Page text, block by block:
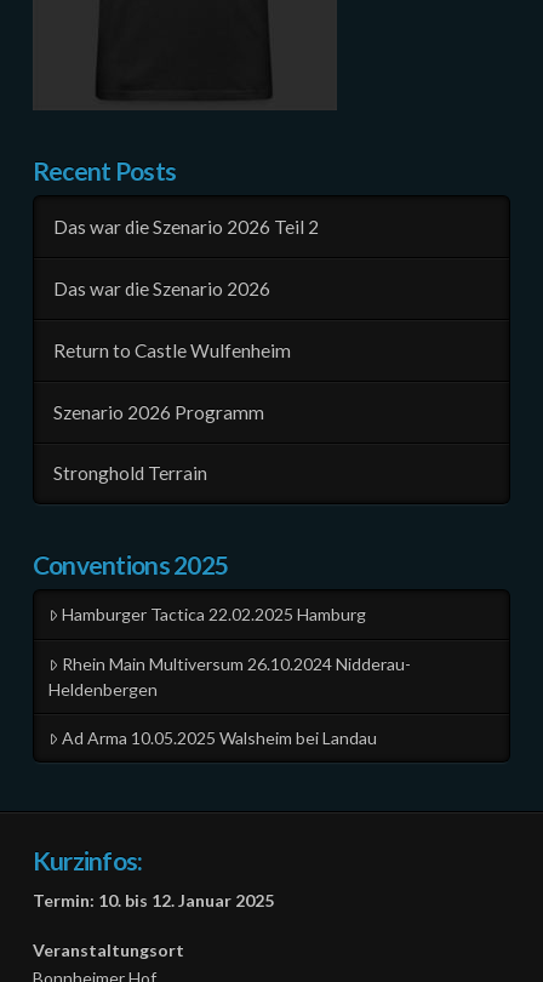
Recent Posts
Das war die Szenario 2026 Teil 2
Das war die Szenario 2026
Return to Castle Wulfenheim
Szenario 2026 Programm
Stronghold Terrain
Conventions 2025
Hamburger Tactica 22.02.2025 Hamburg
Rhein Main Multiversum 26.10.2024 Nidderau-
Heldenbergen
Ad Arma 10.05.2025 Walsheim bei Landau
Kurzinfos:
Termin: 10. bis 12. Januar 2025
Veranstaltungsort
Bonnheimer Hof